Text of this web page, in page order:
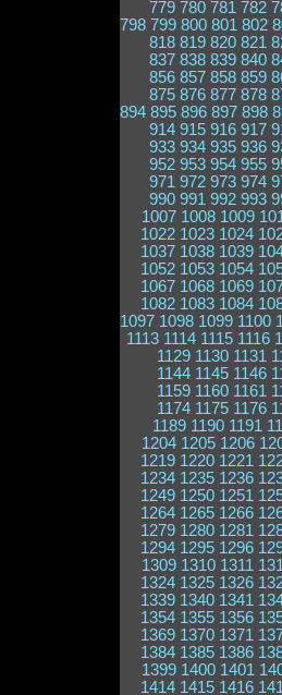
779 780 781 782
798 799 800 801 802
818 819 820 821
837 838 839 840
856 857 858 859
875 876 877 878
894 895 896 897 898
914 915 916 917
933 934 935 936
952 953 954 955
971 972 973 974
990 991 992 993
1007 1008 1009
1022 1023 1024
1037 1038 1039
1052 1053 1054
1067 1068 1069
1082 1083 1084
1097 1098 1099 1100
1113 1114 1115 1116
1129 1130 1131
1144 1145 1146
1159 1160 1161
1174 1175 1176
1189 1190 1191
1204 1205 1206
1219 1220 1221
1234 1235 1236
1249 1250 1251
1264 1265 1266
1279 1280 1281
1294 1295 1296
1309 1310 1311
1324 1325 1326
1339 1340 1341
1354 1355 1356
1369 1370 1371
1384 1385 1386
1399 1400 1401
1414 1415 1416